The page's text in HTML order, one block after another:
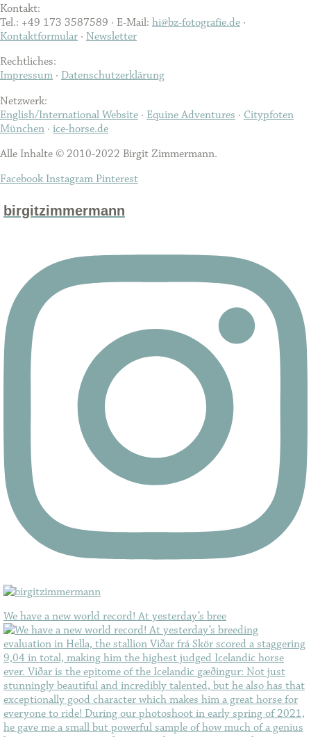
Kontakt:
Tel.: +49 173 3587589 · E-Mail: hi@bz-fotografie.de ·
Kontaktformular · Newsletter
Rechtliches:
Impressum · Datenschutzerklärung
Netzwerk:
English/International Website · Equine Adventures · Citypfoten
München · ice-horse.de
Alle Inhalte © 2010-2022 Birgit Zimmermann.
Facebook Instagram Pinterest
birgitzimmermann
We have a new world record! At yesterday’s bree